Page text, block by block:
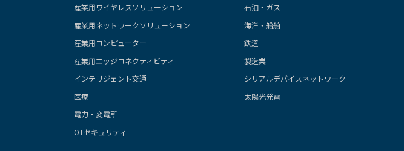
産業用ワイヤレスソリューション
産業用ネットワークソリューション
産業用コンピューター
産業用エッジコネクティビティ
インテリジェント交通
医療
電力・変電所
OTセキュリティ
石油・ガス
海洋・船舶
鉄道
製造業
シリアルデバイスネットワーク
太陽光発電